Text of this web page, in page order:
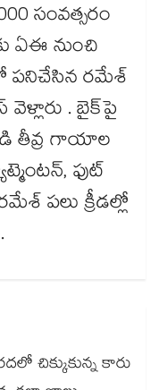
సంవత్సరం
ఏఈ నుంచి
రమేశ్
. బైక్‌పై
తీవ్ర గాయాల
ఫుట్‌
పలు క్రీడల్లో
చిక్కుకున్న కారు